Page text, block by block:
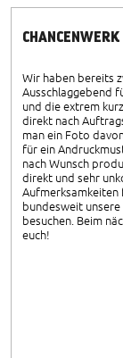
CHANCENWERK
Wir haben bereits
Ausschlaggebend
und die extrem
direkt nach
man ein Foto
für ein
nach Wunsch
direkt und sehr
Aufmerksamkeiten
bundesweit
besuchen. Beim
euch!